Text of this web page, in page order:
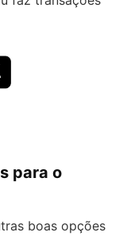
para o
boas opções